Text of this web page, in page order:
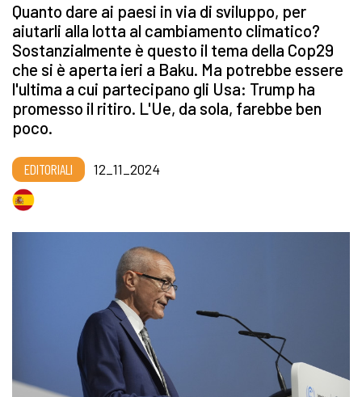
Quanto dare ai paesi in via di sviluppo, per
aiutarli alla lotta al cambiamento climatico?
Sostanzialmente è questo il tema della Cop29
che si è aperta ieri a Baku. Ma potrebbe essere
l'ultima a cui partecipano gli Usa: Trump ha
promesso il ritiro. L'Ue, da sola, farebbe ben
poco.
EDITORIALI 12_11_2024